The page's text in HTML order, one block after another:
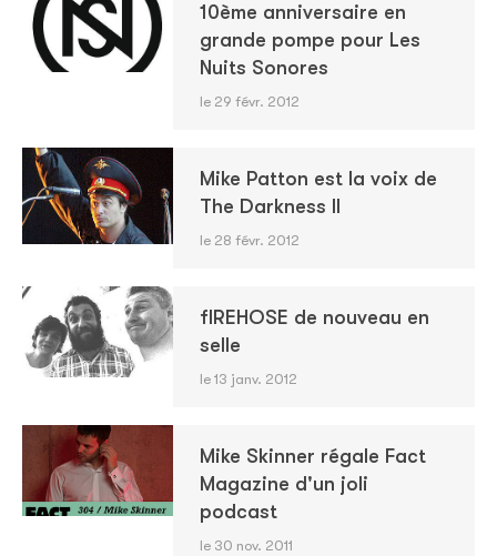
10ème anniversaire en
grande pompe pour Les
Nuits Sonores
le 29 févr. 2012
Mike Patton est la voix de
The Darkness II
le 28 févr. 2012
fIREHOSE de nouveau en
selle
le 13 janv. 2012
Mike Skinner régale Fact
Magazine d'un joli
podcast
le 30 nov. 2011